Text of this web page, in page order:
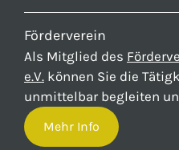
Förderverein
Als Mitglied des
e.V. können Sie die
unmittelbar begleiten
Mehr Info